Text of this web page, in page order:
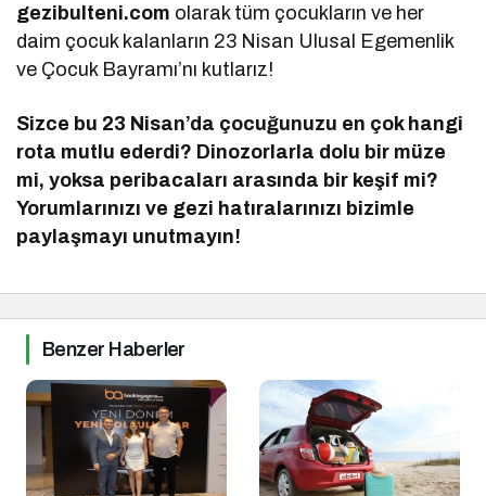
gezibulteni.com olarak tüm çocukların ve her
daim çocuk kalanların 23 Nisan Ulusal Egemenlik
ve Çocuk Bayramı’nı kutlarız!
Sizce bu 23 Nisan’da çocuğunuzu en çok hangi
rota mutlu ederdi? Dinozorlarla dolu bir müze
mi, yoksa peribacaları arasında bir keşif mi?
Yorumlarınızı ve gezi hatıralarınızı bizimle
paylaşmayı unutmayın!
Benzer Haberler